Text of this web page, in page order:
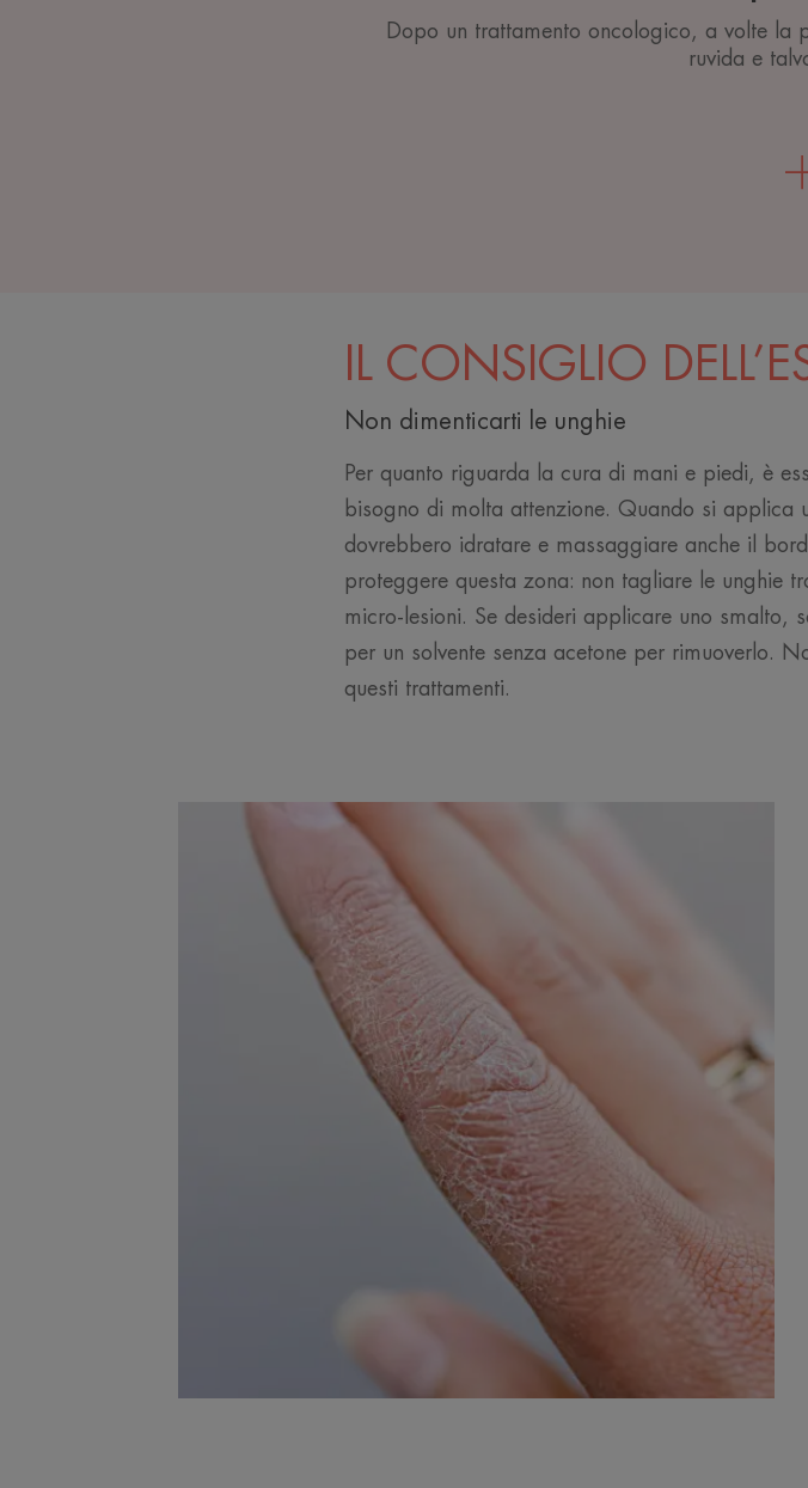
Dopo un trattamento oncologico, a volte la
ruvida e
IL CONSIGLIO
Non dimenticarti le unghie
Per quanto riguarda la cura di mani e piedi, è
bisogno di molta attenzione. Quando si applica
dovrebbero idratare e massaggiare anche il
proteggere questa zona: non tagliare le unghie
micro-lesioni. Se desideri applicare uno smalto,
per un solvente senza acetone per rimuoverlo.
questi trattamenti.